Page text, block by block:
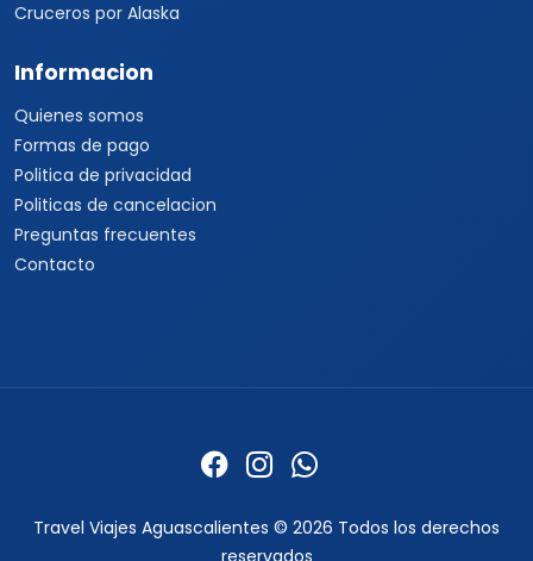
Cruceros por Alaska
Informacion
Quienes somos
Formas de pago
Politica de privacidad
Politicas de cancelacion
Preguntas frecuentes
Contacto
Travel Viajes Aguascalientes © 2026 Todos los derechos
reservados